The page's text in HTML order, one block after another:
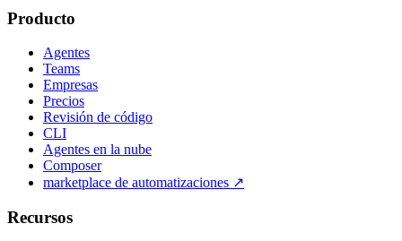
Producto
Agentes
Teams
Empresas
Precios
Revisión de código
CLI
Agentes en la nube
Composer
marketplace de automatizaciones ↗
Recursos